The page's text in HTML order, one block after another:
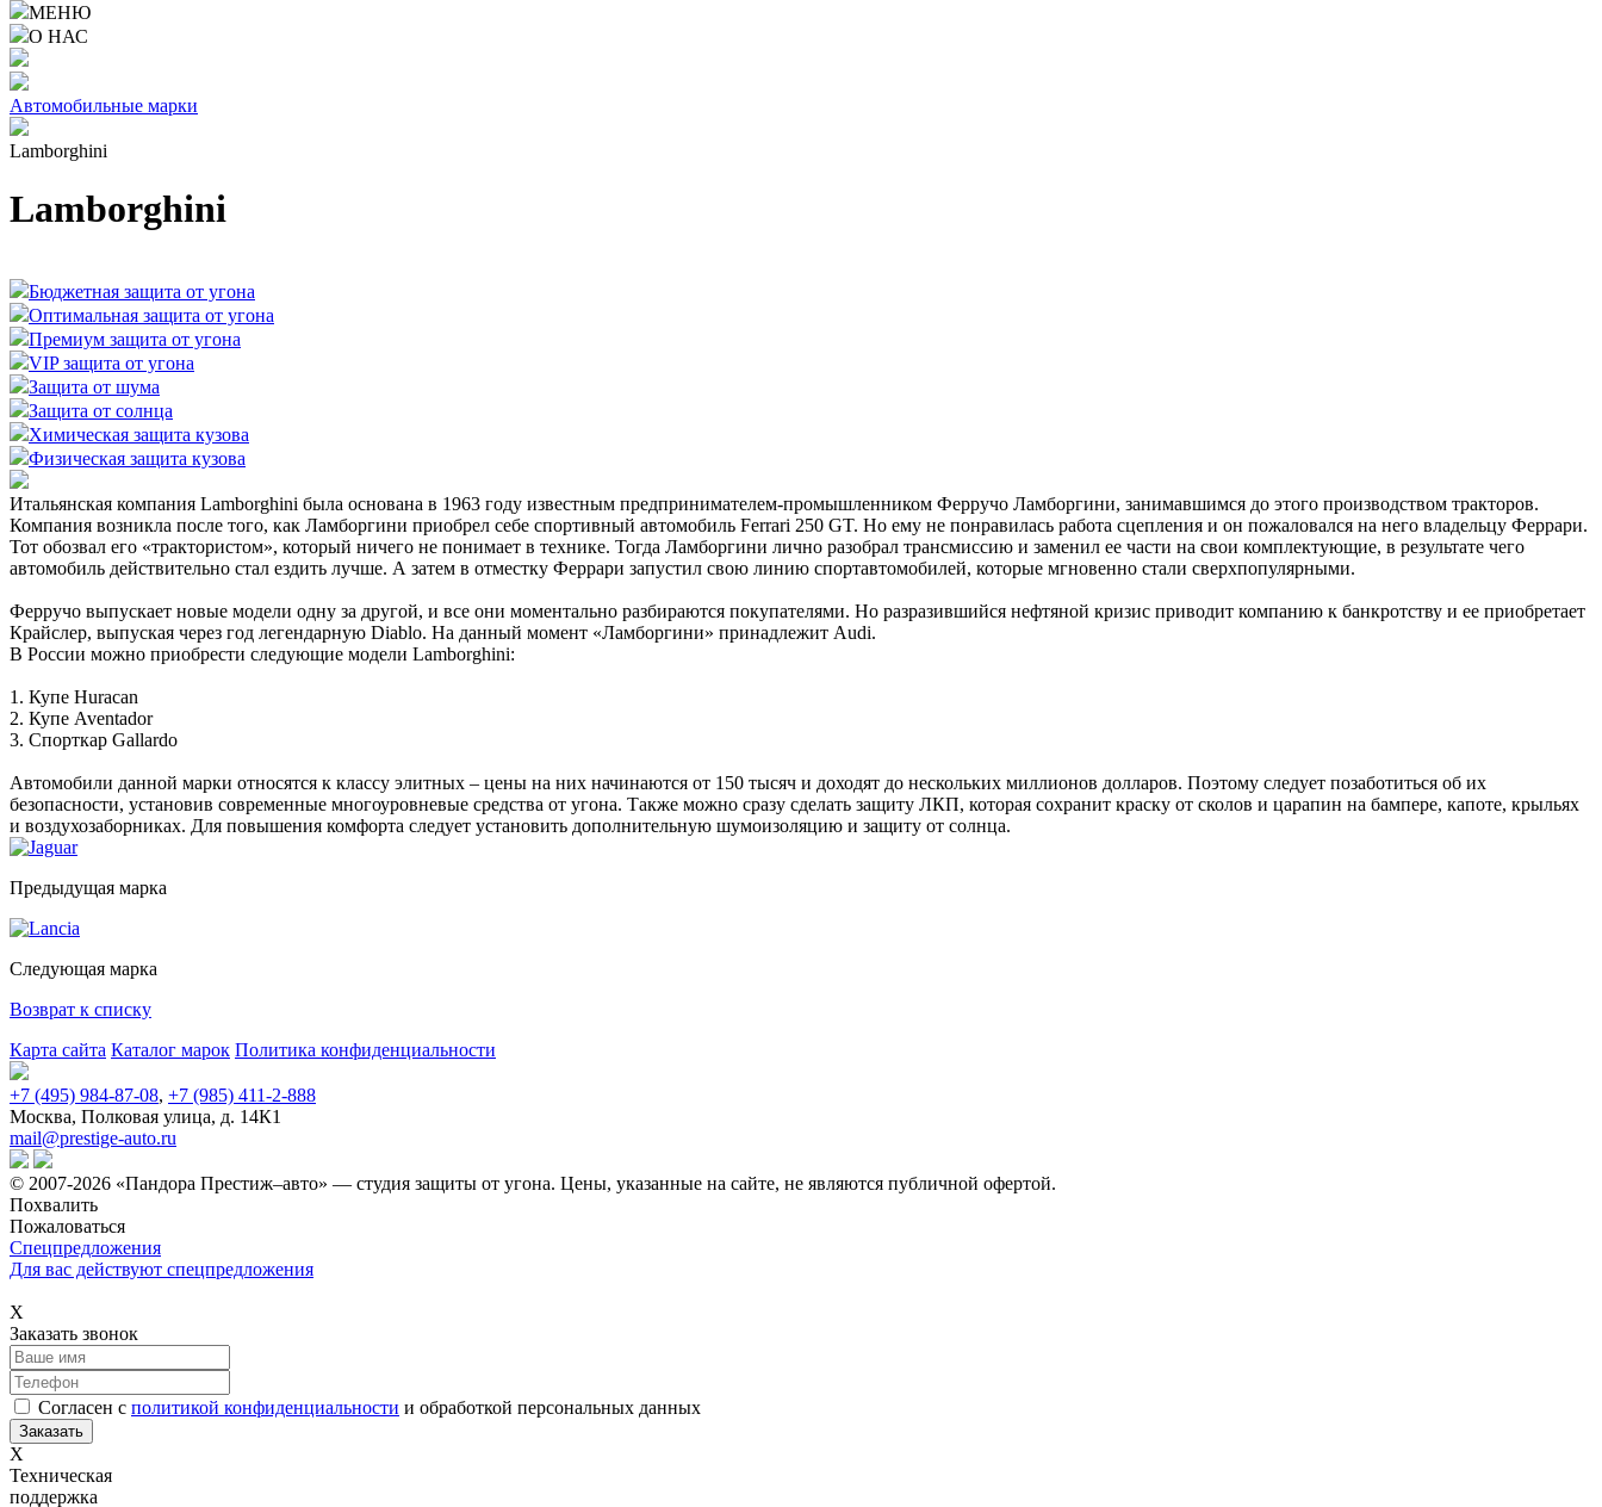
МЕНЮ
О НАС
Автомобильные марки
Lamborghini
Lamborghini
Бюджетная защита от угона
Оптимальная защита от угона
Премиум защита от угона
VIP защита от угона
Защита от шума
Защита от солнца
Химическая защита кузова
Физическая защита кузова
Итальянская компания Lamborghini была основана в 1963 году известным предпринимателем-промышленником Ферручо Ламборгини, занимавшимся до этого производством тракторов.
Компания возникла после того, как Ламборгини приобрел себе спортивный автомобиль Ferrari 250 GT. Но ему не понравилась работа сцепления и он пожаловался на него владельцу Феррари.
Тот обозвал его «трактористом», который ничего не понимает в технике. Тогда Ламборгини лично разобрал трансмиссию и заменил ее части на свои комплектующие, в результате чего
автомобиль действительно стал ездить лучше. А затем в отместку Феррари запустил свою линию спортавтомобилей, которые мгновенно стали сверхпопулярными.
Ферручо выпускает новые модели одну за другой, и все они моментально разбираются покупателями. Но разразившийся нефтяной кризис приводит компанию к банкротству и ее приобретает
Крайслер, выпуская через год легендарную Diablo. На данный момент «Ламборгини» принадлежит Audi.
В России можно приобрести следующие модели Lamborghini:
1. Купе Huracan
2. Купе Aventador
3. Спорткар Gallardo
Автомобили данной марки относятся к классу элитных – цены на них начинаются от 150 тысяч и доходят до нескольких миллионов долларов. Поэтому следует позаботиться об их
безопасности, установив современные многоуровневые средства от угона. Также можно сразу сделать защиту ЛКП, которая сохранит краску от сколов и царапин на бампере, капоте, крыльях
и воздухозаборниках. Для повышения комфорта следует установить дополнительную шумоизоляцию и защиту от солнца.
Предыдущая марка
Следующая марка
Возврат к списку
Карта сайта Каталог марок Политика конфиденциальности
+7 (495) 984-87-08, +7 (985) 411-2-888
Москва, Полковая улица, д. 14К1
mail@prestige-auto.ru
© 2007-2026 «Пандора Престиж–авто» — студия защиты от угона. Цены, указанные на сайте, не являются публичной офертой.
Похвалить
Пожаловаться
Спецпредложения
Для вас действуют спецпредложения
Х
Заказать звонок
Согласен с политикой конфиденциальности и обработкой персональных данных
Х
Техническая
поддержка